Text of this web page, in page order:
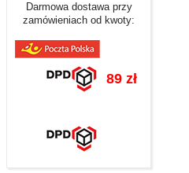
Darmowa dostawa przy
zamówieniach od kwoty:
89 zł